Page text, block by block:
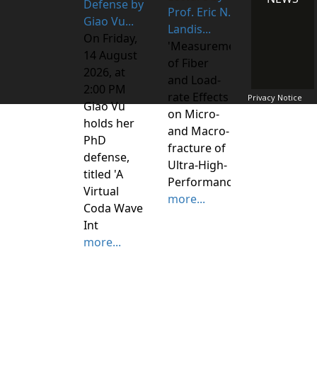
Defense by
Giao Vu...
On Friday,
14 August
2026, at
2:00 PM
Giao Vu
holds her
PhD
defense,
titled 'A
Virtual
Coda Wave
Int
more...
Prof. Eric N.
Landis...
'Measurements
of Fiber
and Load-
rate Effects
on Micro-
and Macro-
fracture of
Ultra-High-
Performance
more...
Privacy Notice